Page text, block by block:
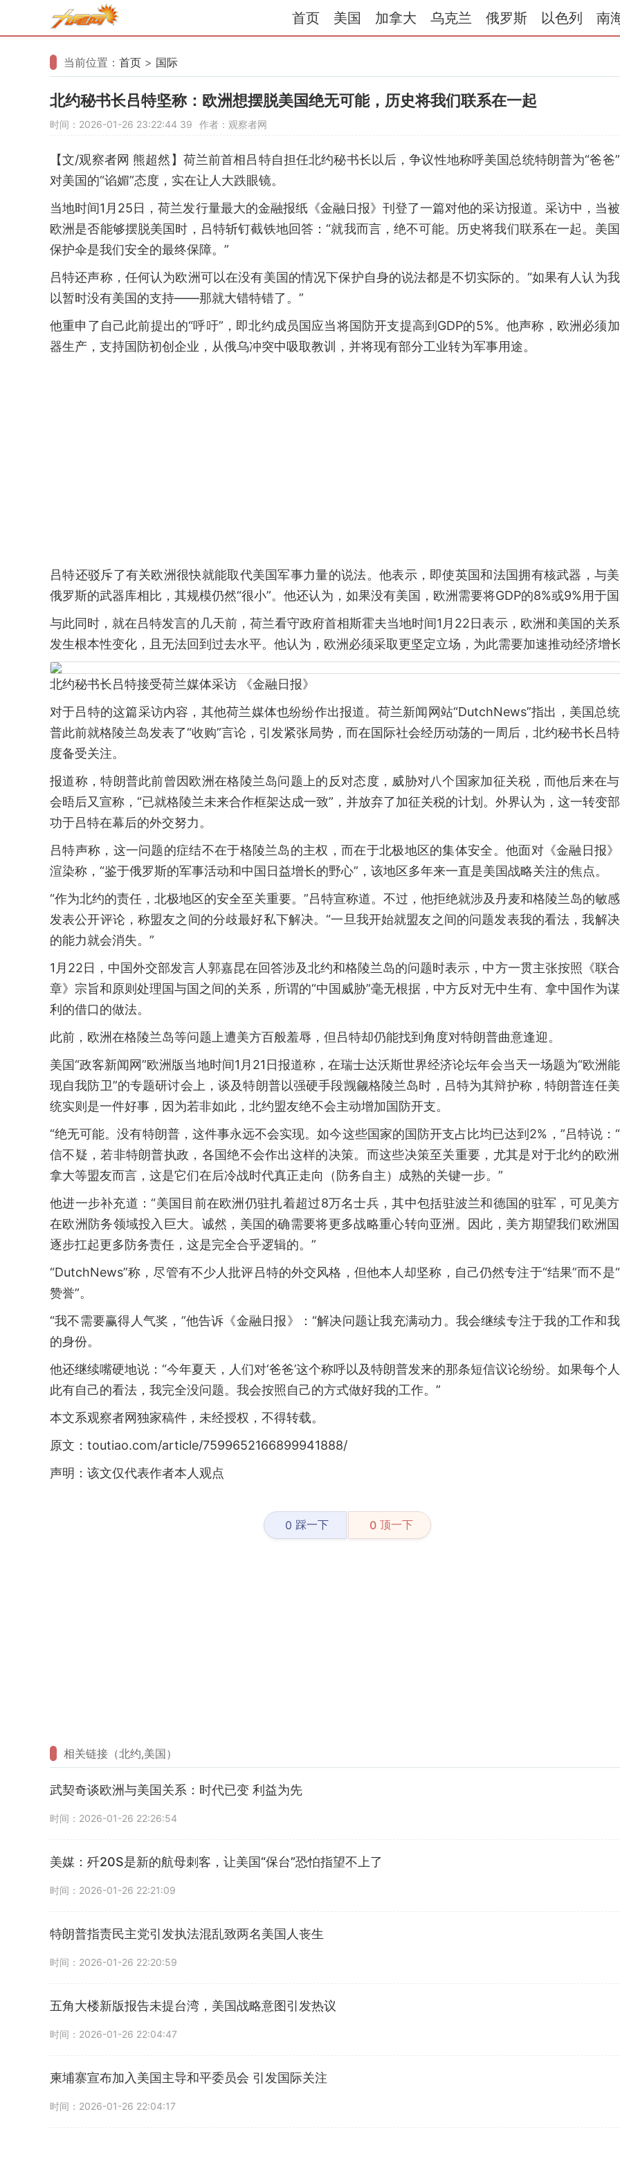
首页 美国 加拿大 乌克兰 俄罗斯 以色列 南
当前位置： 首页 > 国际
北约秘书长吕特坚称：欧洲想摆脱美国绝无可能，历史将我们联系在一起
时间：2026-01-26 23:22:44 39 作者：观察者网
【文/观察者网 熊超然】荷兰前首相吕特自担任北约秘书长以后，争议性地称呼美国总统特朗普为“爸爸
对美国的“谄媚”态度，实在让人大跌眼镜。
当地时间1月25日，荷兰发行量最大的金融报纸《金融日报》刊登了一篇对他的采访报道。采访中，当
欧洲是否能够摆脱美国时，吕特斩钉截铁地回答：“就我而言，绝不可能。历史将我们联系在一起。美
保护伞是我们安全的最终保障。”
吕特还声称，任何认为欧洲可以在没有美国的情况下保护自身的说法都是不切实际的。“如果有人认为
以暂时没有美国的支持——那就大错特错了。”
他重申了自己此前提出的“呼吁”，即北约成员国应当将国防开支提高到GDP的5%。他声称，欧洲必须
器生产，支持国防初创企业，从俄乌冲突中吸取教训，并将现有部分工业转为军事用途。
吕特还驳斥了有关欧洲很快就能取代美国军事力量的说法。他表示，即使英国和法国拥有核武器，与
俄罗斯的武器库相比，其规模仍然“很小”。他还认为，如果没有美国，欧洲需要将GDP的8%或9%用于国
与此同时，就在吕特发言的几天前，荷兰看守政府首相斯霍夫当地时间1月22日表示，欧洲和美国的关
发生根本性变化，且无法回到过去水平。他认为，欧洲必须采取更坚定立场，为此需要加速推动经济增长
北约秘书长吕特接受荷兰媒体采访 《金融日报》
对于吕特的这篇采访内容，其他荷兰媒体也纷纷作出报道。荷兰新闻网站“DutchNews”指出，美国总
普此前就格陵兰岛发表了“收购”言论，引发紧张局势，而在国际社会经历动荡的一周后，北约秘书长吕
度备受关注。
报道称，特朗普此前曾因欧洲在格陵兰岛问题上的反对态度，威胁对八个国家加征关税，而他后来在
会晤后又宣称，“已就格陵兰未来合作框架达成一致”，并放弃了加征关税的计划。外界认为，这一转变
功于吕特在幕后的外交努力。
吕特声称，这一问题的症结不在于格陵兰岛的主权，而在于北极地区的集体安全。他面对《金融日报
渲染称，“鉴于俄罗斯的军事活动和中国日益增长的野心”，该地区多年来一直是美国战略关注的焦点。
“作为北约的责任，北极地区的安全至关重要。”吕特宣称道。不过，他拒绝就涉及丹麦和格陵兰岛的敏
发表公开评论，称盟友之间的分歧最好私下解决。“一旦我开始就盟友之间的问题发表我的看法，我解
的能力就会消失。”
1月22日，中国外交部发言人郭嘉昆在回答涉及北约和格陵兰岛的问题时表示，中方一贯主张按照《联
章》宗旨和原则处理国与国之间的关系，所谓的“中国威胁”毫无根据，中方反对无中生有、拿中国作为
利的借口的做法。
此前，欧洲在格陵兰岛等问题上遭美方百般羞辱，但吕特却仍能找到角度对特朗普曲意逢迎。
美国“政客新闻网”欧洲版当地时间1月21日报道称，在瑞士达沃斯世界经济论坛年会当天一场题为“欧洲
现自我防卫”的专题研讨会上，谈及特朗普以强硬手段觊觎格陵兰岛时，吕特为其辩护称，特朗普连任
统实则是一件好事，因为若非如此，北约盟友绝不会主动增加国防开支。
“绝无可能。没有特朗普，这件事永远不会实现。如今这些国家的国防开支占比均已达到2%，”吕特说：
信不疑，若非特朗普执政，各国绝不会作出这样的决策。而这些决策至关重要，尤其是对于北约的欧
拿大等盟友而言，这是它们在后冷战时代真正走向（防务自主）成熟的关键一步。”
他进一步补充道：“美国目前在欧洲仍驻扎着超过8万名士兵，其中包括驻波兰和德国的驻军，可见美
在欧洲防务领域投入巨大。诚然，美国的确需要将更多战略重心转向亚洲。因此，美方期望我们欧洲
逐步扛起更多防务责任，这是完全合乎逻辑的。”
“DutchNews”称，尽管有不少人批评吕特的外交风格，但他本人却坚称，自己仍然专注于“结果”而不是
赞誉”。
“我不需要赢得人气奖，”他告诉《金融日报》：“解决问题让我充满动力。我会继续专注于我的工作和
的身份。
他还继续嘴硬地说：“今年夏天，人们对‘爸爸’这个称呼以及特朗普发来的那条短信议论纷纷。如果每个
此有自己的看法，我完全没问题。我会按照自己的方式做好我的工作。”
本文系观察者网独家稿件，未经授权，不得转载。
原文：toutiao.com/article/7599652166899941888/
声明：该文仅代表作者本人观点
0 踩一下 0 顶一下
相关链接（北约,美国）
武契奇谈欧洲与美国关系：时代已变 利益为先
时间：2026-01-26 22:26:54
美媒：歼20S是新的航母刺客，让美国“保台”恐怕指望不上了
时间：2026-01-26 22:21:09
特朗普指责民主党引发执法混乱致两名美国人丧生
时间：2026-01-26 22:20:59
五角大楼新版报告未提台湾，美国战略意图引发热议
时间：2026-01-26 22:04:47
柬埔寨宣布加入美国主导和平委员会 引发国际关注
时间：2026-01-26 22:04:17